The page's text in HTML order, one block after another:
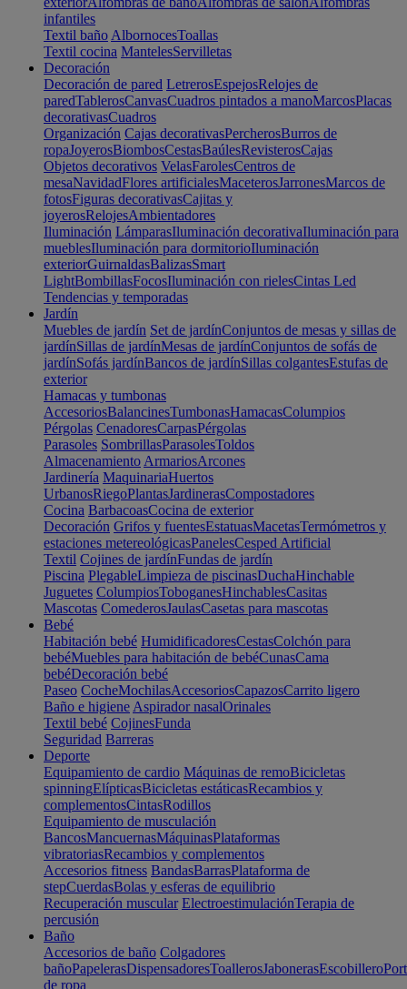
infantiles
Textil baño AlbornocesToallas
Textil cocina MantelesServilletas
Decoración
Decoración de pared LetrerosEspejosRelojes de
paredTablerosCanvasCuadros pintados a manoMarcosPlacas
decorativasCuadros
Organización Cajas decorativasPercherosBurros de
ropaJoyerosBiombosCestasBaúlesRevisterosCajas
Objetos decorativos VelasFarolesCentros de
mesaNavidadFlores artificialesMaceterosJarronesMarcos de
fotosFiguras decorativasCajitas y
joyerosRelojesAmbientadores
Iluminación LámparasIluminación decorativaIluminación para
mueblesIluminación para dormitorioIluminación
exteriorGuirnaldasBalizasSmart
LightBombillasFocosIluminación con rielesCintas Led
Tendencias y temporadas
Jardín
Muebles de jardín Set de jardínConjuntos de mesas y sillas de
jardínSillas de jardínMesas de jardínConjuntos de sofás de
jardínSofás jardínBancos de jardínSillas colgantesEstufas de
exterior
Hamacas y tumbonas
AccesoriosBalancinesTumbonasHamacasColumpios
Pérgolas CenadoresCarpasPérgolas
Parasoles SombrillasParasolesToldos
Almacenamiento ArmariosArcones
Jardinería MaquinariaHuertos
UrbanosRiegoPlantasJardinerasCompostadores
Cocina BarbacoasCocina de exterior
Decoración Grifos y fuentesEstatuasMacetasTermómetros y
estaciones metereológicasPanelesCesped Artificial
Textil Cojines de jardínFundas de jardín
Piscina PlegableLimpieza de piscinasDuchaHinchable
Juguetes ColumpiosToboganesHinchablesCasitas
Mascotas ComederosJaulasCasetas para mascotas
Bebé
Habitación bebé HumidificadoresCestasColchón para
bebéMuebles para habitación de bebéCunasCama
bebéDecoración bebé
Paseo CocheMochilasAccesoriosCapazosCarrito ligero
Baño e higiene Aspirador nasalOrinales
Textil bebé CojinesFunda
Seguridad Barreras
Deporte
Equipamiento de cardio Máquinas de remoBicicletas
spinningElípticasBicicletas estáticasRecambios y
complementosCintasRodillos
Equipamiento de musculación
BancosMancuernasMáquinasPlataformas
vibratoriasRecambios y complementos
Accesorios fitness BandasBarrasPlataforma de
stepCuerdasBolas y esferas de equilibrio
Recuperación muscular ElectroestimulaciónTerapia de
percusión
Baño
Accesorios de baño Colgadores
bañoPapelerasDispensadoresToallerosJabonerasEscobillero
de ropa